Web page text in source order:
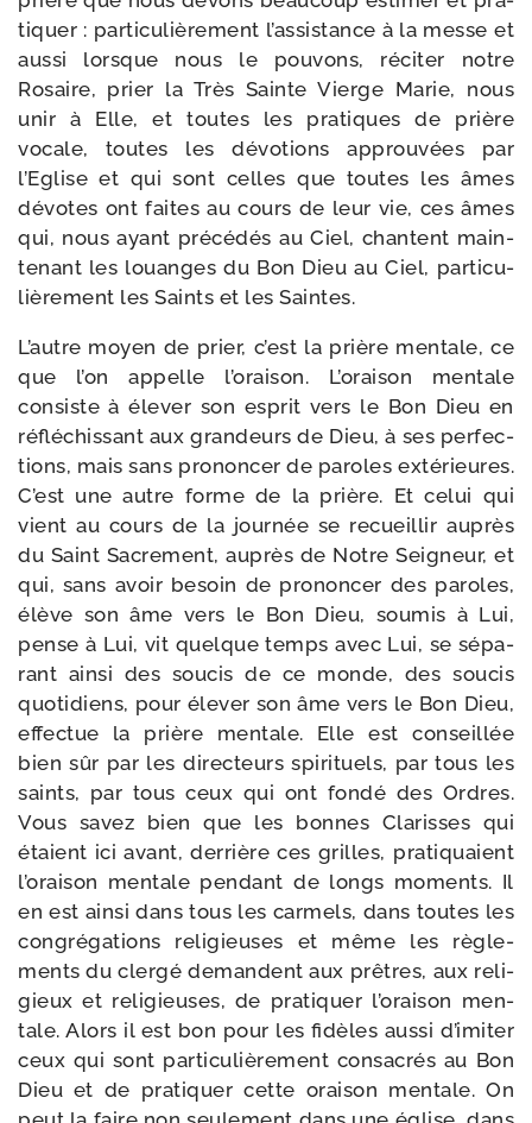
ti­quer : par­ti­cu­liè­re­ment l’assistance à la messe et
aus­si lorsque nous le pou­vons, réci­ter notre
Rosaire, prier la Très Sainte Vierge Marie, nous
unir à Elle, et toutes les pra­tiques de prière
vocale, toutes les dévo­tions approu­vées par
l’Eglise et qui sont celles que toutes les âmes
dévotes ont faites au cours de leur vie, ces âmes
qui, nous ayant pré­cé­dés au Ciel, chantent main­
te­nant les louanges du Bon Dieu au Ciel, par­ti­cu­
liè­re­ment les Saints et les Saintes.
L’autre moyen de prier, c’est la prière men­tale, ce
que l’on appelle l’oraison. L’oraison men­tale
consiste à éle­ver son esprit vers le Bon Dieu en
réflé­chis­sant aux gran­deurs de Dieu, à ses per­fec­
tions, mais sans pro­non­cer de paroles exté­rieures.
C’est une autre forme de la prière. Et celui qui
vient au cours de la jour­née se recueillir auprès
du Saint Sacrement, auprès de Notre Seigneur, et
qui, sans avoir besoin de pro­non­cer des paroles,
élève son âme vers le Bon Dieu, sou­mis à Lui,
pense à Lui, vit quelque temps avec Lui, se sépa­
rant ain­si des sou­cis de ce monde, des sou­cis
quo­ti­diens, pour éle­ver son âme vers le Bon Dieu,
effec­tue la prière men­tale. Elle est conseillée
bien sûr par les direc­teurs spi­ri­tuels, par tous les
saints, par tous ceux qui ont fon­dé des Ordres.
Vous savez bien que les bonnes Clarisses qui
étaient ici avant, der­rière ces grilles, pra­ti­quaient
l’oraison men­tale pen­dant de longs moments. Il
en est ain­si dans tous les car­mels, dans toutes les
congré­ga­tions reli­gieuses et même les règle­
ments du cler­gé demandent aux prêtres, aux reli­
gieux et reli­gieuses, de pra­ti­quer l’oraison men­
tale. Alors il est bon pour les fidèles aus­si d’imiter
ceux qui sont par­ti­cu­liè­re­ment consa­crés au Bon
Dieu et de pra­ti­quer cette orai­son men­tale. On